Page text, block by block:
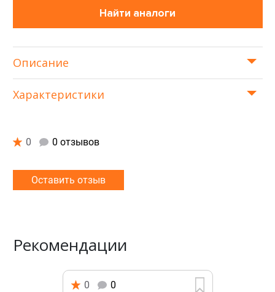
Найти аналоги
Описание
Характеристики
0 0 отзывов
Оставить отзыв
Рекомендации
0 0